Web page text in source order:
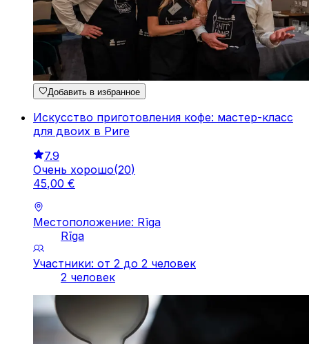
Добавить в избранное
Искусство приготовления кофе: мастер-класс
для двоих в Риге
7.9
Очень хорошо(20)
45,00 €
Местоположение: Rīga
Rīga
Участники: от 2 до 2 человек
2 человек